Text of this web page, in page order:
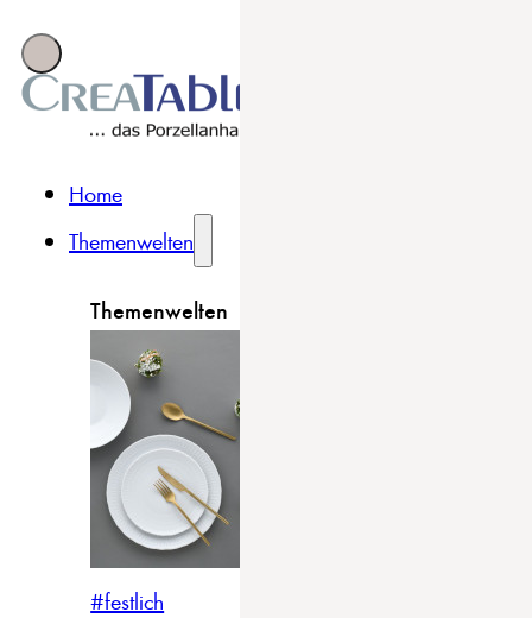
Home
Themenwelten
Themenwelten
#festlich